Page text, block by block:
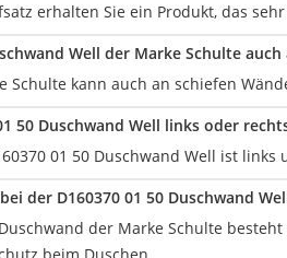
erhalten Sie ein Produkt, das
Well der Marke Schulte
Schulte kann auch an schiefen
50 Duschwand Well links oder
01 50 Duschwand Well ist
der D160370 01 50 Duschwand
der Marke Schulte